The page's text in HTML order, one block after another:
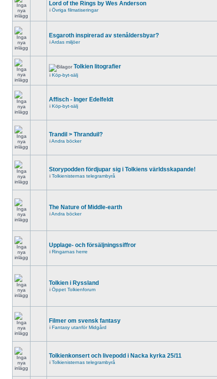
Lord of the Rings by Wes Anderson
i Övriga filmatiseringar
Esgaroth inspirerad av stenåldersbyar?
iArdas miljöer
Tolkien litografier
i Köp-byt-sälj
Affisch - Inger Edelfeldt
i Köp-byt-sälj
Trandil > Thranduil?
iAndra böcker
Storypodden fördjupar sig i Tolkiens världsskapande!
i Tolkienisternas telegrambyrå
The Nature of Middle-earth
iAndra böcker
Upplage- och försäljningssiffror
i Ringarnas herre
Tolkien i Ryssland
i Öppet Tolkienforum
Filmer om svensk fantasy
i Fantasy utanför Midgård
Tolkienkonsert och livepodd i Nacka kyrka 25/11
i Tolkienisternas telegrambyrå